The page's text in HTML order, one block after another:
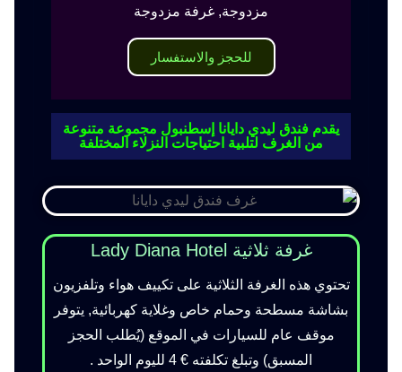
مزدوجة, غرفة مزدوجة
للحجز والاستفسار
يقدم فندق ليدي دايانا إسطنبول مجموعة متنوعة
من الغرف لتلبية احتياجات النزلاء المختلفة
غرفة ثلاثية Lady Diana Hotel
تحتوي هذه الغرفة الثلاثية على تكييف هواء وتلفزيون
بشاشة مسطحة وحمام خاص وغلاية كهربائية, يتوفر
موقف عام للسيارات في الموقع (يُطلب الحجز
المسبق) وتبلغ تكلفته € 4 لليوم الواحد .